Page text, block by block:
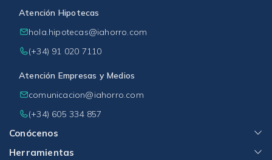
Conócenos
Herramientas
Atención Hipotecas
hola.hipotecas@iahorro.com
(+34) 91 020 7110
Atención Empresas y Medios
comunicacion@iahorro.com
(+34) 605 334 857